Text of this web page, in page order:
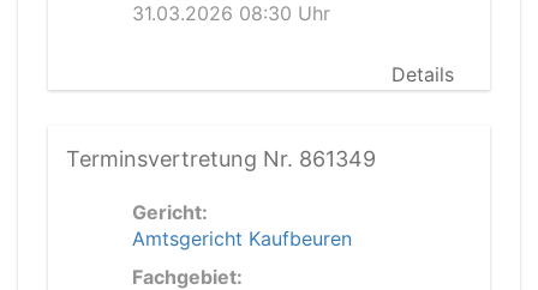
31.03.2026 08:30 Uhr
Details
Terminsvertretung Nr. 861349
Gericht:
Amtsgericht Kaufbeuren
Fachgebiet: